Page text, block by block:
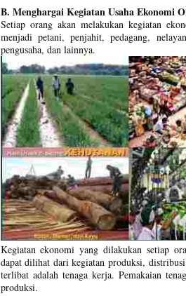
B. Menghargai Kegiatan Usaha Ekonomi
Setiap orang akan melakukan kegiatan
menjadi petani, penjahit, pedagang,
pengusaha, dan lainnya.
Kegiatan ekonomi yang dilakukan setiap
dapat dilihat dari kegiatan produksi,
terlibat adalah tenaga kerja. Pemakaian
produksi.